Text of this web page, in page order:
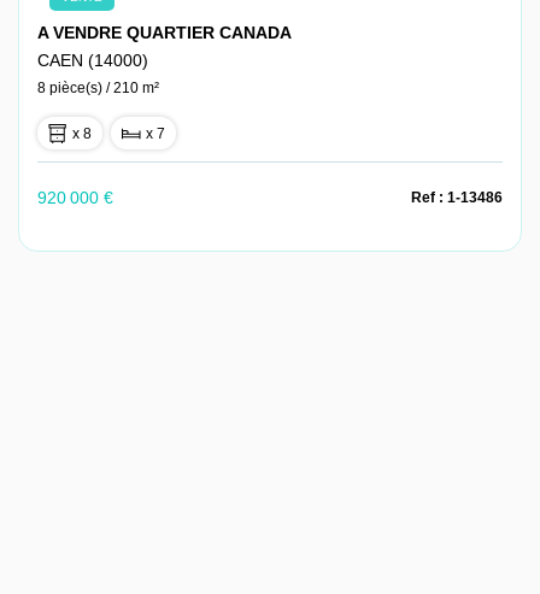
A VENDRE QUARTIER CANADA
CAEN (14000)
8 pièce(s) / 210 m²
x 8 x 7
920 000 € Ref : 1-13486